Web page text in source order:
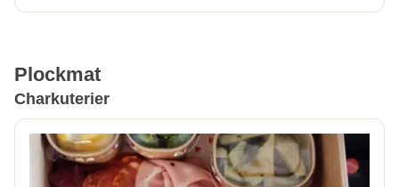
Plockmat
Charkuterier